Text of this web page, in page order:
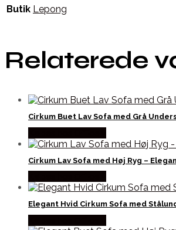
Butik Lepong
Relaterede
Cirkum Buet Lav Sofa med Grå
Cirkum Lav Sofa med Høj Ryg –
Elegant Hvid Cirkum Sofa med